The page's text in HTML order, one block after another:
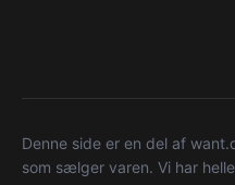
Denne side er en del af
som sælger varen. Vi har